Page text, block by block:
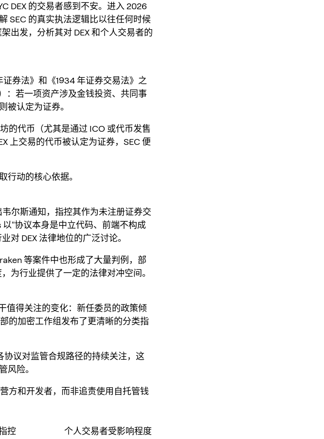
DEX 的交易者感到不安。进入 2026
SEC 的真实执法逻辑比以往任何时候
出发，分析其对 DEX 和个人交易者的
券法》和《1934 年证券交易法》之
：若一项资产涉及金钱投资、共同事
被认定为证券。
的代币（尤其是通过 ICO 或代币发售
上交易的代币被认定为证券，SEC 便
行动的核心依据。
尔斯通知，指控其作为未注册证券交
"协议本身是中立代码、前端不构成
对 DEX 法律地位的广泛讨论。
等案件中也形成了大量判例，部
为行业提供了一定的法律对冲空间。
值得关注的变化：新任委员的政策倾
的加密工作组发布了更清晰的分类指
协议对监管合规路径的持续关注，这
风险。
方和开发者，而非追责使用自托管钱
控
个人交易者受影响程度